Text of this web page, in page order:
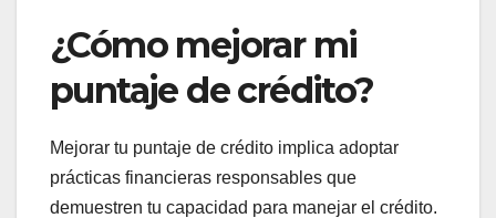
¿Cómo mejorar mi
puntaje de crédito?
Mejorar tu puntaje de crédito implica adoptar
prácticas financieras responsables que
demuestren tu capacidad para manejar el crédito.